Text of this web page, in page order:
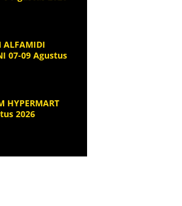
ALFAMIDI
07-09 Agustus
HYPERMART
2026